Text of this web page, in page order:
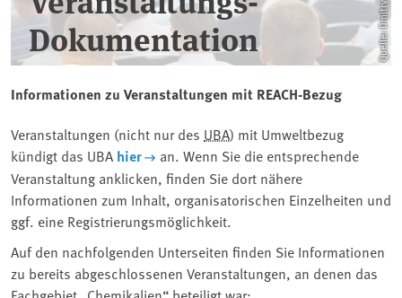
Dokumentation
Informationen zu Veranstaltungen mit REACH-Bezug
Veranstaltungen (nicht nur des UBA) mit Umweltbezug
kündigt das UBA hier
an. Wenn Sie die entsprechende
Veranstaltung anklicken, finden Sie dort nähere
Informationen zum Inhalt, organisatorischen Einzelheiten und
ggf. eine Registrierungsmöglichkeit.
Auf den nachfolgenden Unterseiten finden Sie Informationen
zu bereits abgeschlossenen Veranstaltungen, an denen das